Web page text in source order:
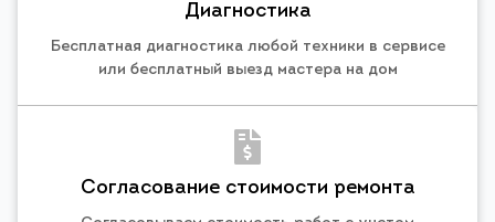
Диагностика
Бесплатная диагностика любой техники в сервисе
или бесплатный выезд мастера на дом
Согласование стоимости ремонта